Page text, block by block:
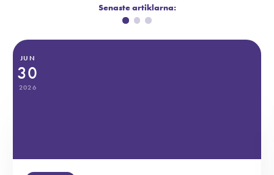
Senaste artiklarna:
JUN
30
2026